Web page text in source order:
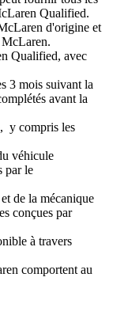
Qualified.
d'origine et
McLaren.
Qualified, avec
3 mois suivant la
avant la
y compris les
véhicule
par le
de la mécanique
conçues par
à travers
comportent au